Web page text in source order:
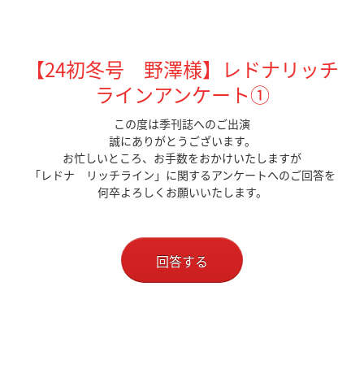
【24初冬号 野澤様】レドナリッチ
ラインアンケート①
この度は季刊誌へのご出演
誠にありがとうございます。
お忙しいところ、お手数をおかけいたしますが
「レドナ リッチライン」に関するアンケートへのご回答を
何卒よろしくお願いいたします。
回答する